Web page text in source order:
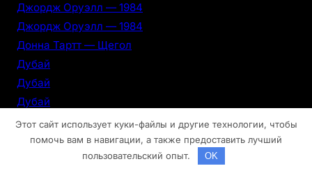
Джордж Оруэлл — 1984
Джордж Оруэлл — 1984
Донна Тартт — Щегол
Дубай
Дубай
Дубай
Дубай
Дубай
Этот сайт использует куки-файлы и другие технологии, чтобы
помочь вам в навигации, а также предоставить лучший
пользовательский опыт.
OK